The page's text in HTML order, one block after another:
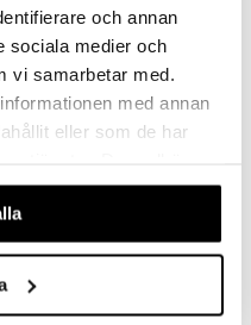
och annan
sociala medier och
vi samarbetar med.
med annan
eller som de har
av vår webbplats.
Style 4 Ever 3-in-1 Scrapbooking Studio
kr